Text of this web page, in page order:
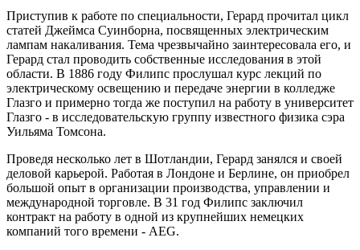
Приступив к работе по специальности, Герард прочитал цикл
статей Джеймса Суинборна, посвященных электрическим
лампам накаливания. Тема чрезвычайно заинтересовала его, и
Герард стал проводить собственные исследования в этой
области. В 1886 году Филипс прослушал курс лекций по
электрическому освещению и передаче энергии в колледже
Глазго и примерно тогда же поступил на работу в университет
Глазго - в исследовательскую группу известного физика сэра
Уильяма Томсона.
Проведя несколько лет в Шотландии, Герард занялся и своей
деловой карьерой. Работая в Лондоне и Берлине, он приобрел
большой опыт в организации производства, управлении и
международной торговле. В 31 год Филипс заключил
контракт на работу в одной из крупнейших немецких
компаний того времени - AEG.